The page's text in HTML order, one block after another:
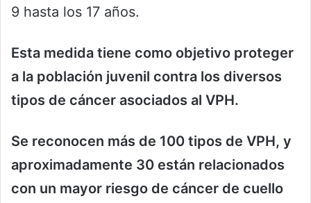
9 hasta los 17 años.
Esta medida tiene como objetivo proteger
a la población juvenil contra los diversos
tipos de cáncer asociados al VPH.
Se reconocen más de 100 tipos de VPH, y
aproximadamente 30 están relacionados
con un mayor riesgo de cáncer de cuello